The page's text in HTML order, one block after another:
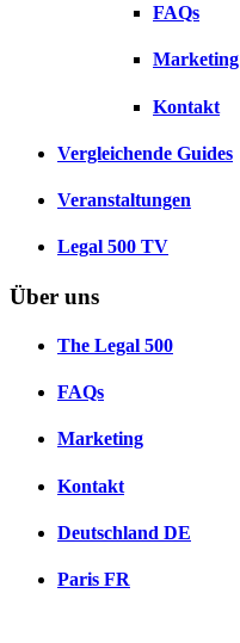
FAQs
Marketing
Kontakt
Vergleichende Guides
Veranstaltungen
Legal 500 TV
Über uns
The Legal 500
FAQs
Marketing
Kontakt
Deutschland DE
Paris FR